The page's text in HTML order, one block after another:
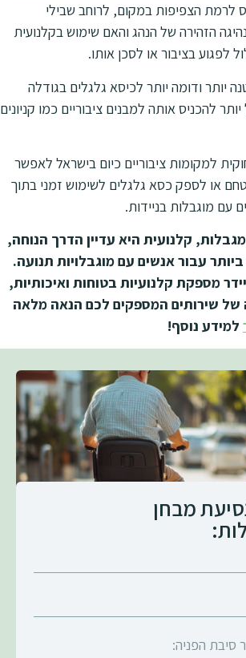
לרמת הצפיפות במקום, לרוחב שבילי
הזהירה של הנהג והאם שימוש בקלנועית
בציבור או לסכן אותו.
יותר ודומה יותר לכיסא גלגלים בגודלה
להכניס אותה למבנים ציבוריים כמו קניונים
למקומות ציבוריים כיום בישראל לאפשר
או לספק כסא גלגלים לשימוש זמני בתוך
מוגבלות בניידות.
קלנועית היא עדיין הדרך הנוחה,
עבור אנשים עם מוגבלויות תנועה.
מספקת קלנועיות בטוחות ואיכותיות,
שירותים המספקים לכם הנאה מלאה
נוסף!
מבחן